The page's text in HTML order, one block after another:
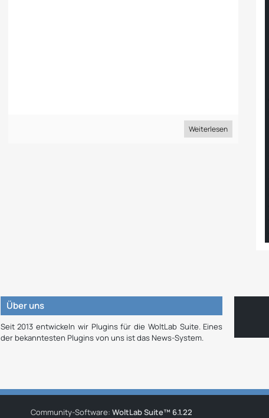
Weiterlesen
Über uns
Seit 2013 entwickeln wir Plugins für die WoltLab Suite. Eines
der bekanntesten Plugins von uns ist das News-System.
Community-Software: WoltLab Suite™ 6.1.22